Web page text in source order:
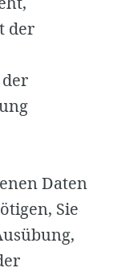
der
Daten
Sie